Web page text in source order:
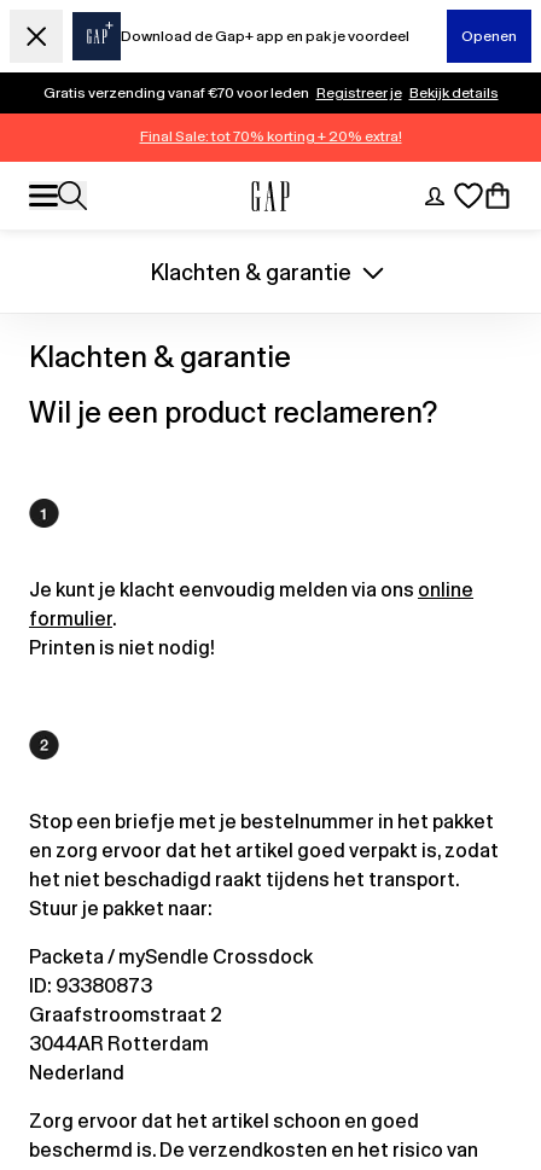
Download de Gap+ app en pak je voordeel Openen
Gratis verzending vanaf €70 voor leden Registreer je Bekijk details
Final Sale: tot 70% korting + 20% extra!
Klachten & garantie
Klachten & garantie
Wil je een product reclameren?
Je kunt je klacht eenvoudig melden via ons online
formulier.
Printen is niet nodig!
Stop een briefje met je bestelnummer in het pakket
en zorg ervoor dat het artikel goed verpakt is, zodat
het niet beschadigd raakt tijdens het transport.
Stuur je pakket naar:
Packeta / mySendle Crossdock
ID: 93380873
Graafstroomstraat 2
3044AR Rotterdam
Nederland
Zorg ervoor dat het artikel schoon en goed
beschermd is. De verzendkosten en het risico van